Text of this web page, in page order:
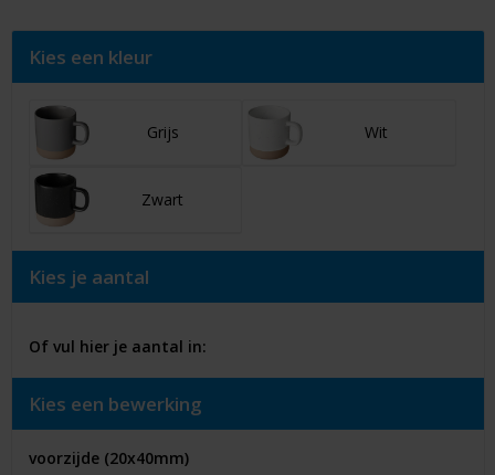
Kies een kleur
Grijs Wit
Zwart
Kies je aantal
Of vul hier je aantal in:
Kies een bewerking
voorzijde (20x40mm)